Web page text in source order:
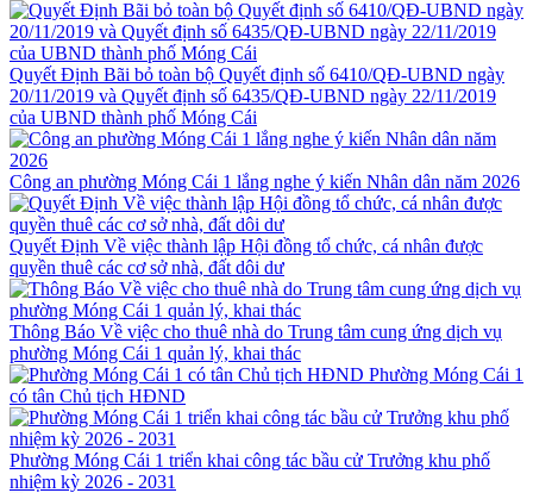
Quyết Định Bãi bỏ toàn bộ Quyết định số 6410/QĐ-UBND ngày
20/11/2019 và Quyết định số 6435/QĐ-UBND ngày 22/11/2019
của UBND thành phố Móng Cái
Công an phường Móng Cái 1 lắng nghe ý kiến Nhân dân năm 2026
Quyết Định Về việc thành lập Hội đồng tổ chức, cá nhân được
quyền thuê các cơ sở nhà, đất dôi dư
Thông Báo Về việc cho thuê nhà do Trung tâm cung ứng dịch vụ
phường Móng Cái 1 quản lý, khai thác
Phường Móng Cái 1
có tân Chủ tịch HĐND
Phường Móng Cái 1 triển khai công tác bầu cử Trưởng khu phố
nhiệm kỳ 2026 - 2031